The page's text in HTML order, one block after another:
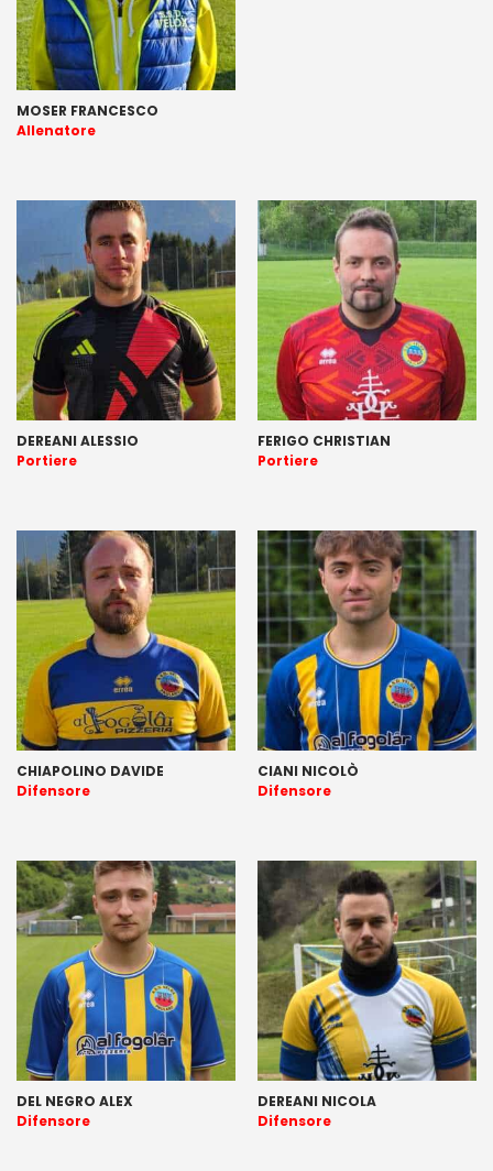
MOSER FRANCESCO
Allenatore
DEREANI ALESSIO
Portiere
FERIGO CHRISTIAN
Portiere
CHIAPOLINO DAVIDE
Difensore
CIANI NICOLÒ
Difensore
DEL NEGRO ALEX
Difensore
DEREANI NICOLA
Difensore